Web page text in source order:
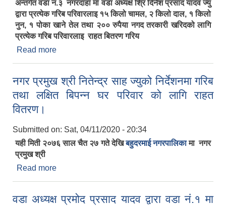
अन्तर्गत वडा नं.३ नगरदाहा मा वडा अध्यक्ष श्रि दिनेश प्रसाद यादव ज्यु
द्वारा प्रत्येक गरिब परिवारलाइ १५ किलो चामल, २ किलो दाल, १ किलो
नुन, १ पोका खाने तेल तथा २०० रुपैया नगद तरकारी खरिदको लागि
प्रत्येक गरिब परिवारलाइ राहत बितरण गरिय
Read more
नगर प्रमुख श्री नितेन्द्र साह ज्युको निर्देशनमा गरिब
तथा लक्षित बिपन्न घर परिवार को लागि राहत
वितरण।
Submitted on: Sat, 04/11/2020 - 20:34
यही मिती २०७६ साल चैत २७ गते देखिबहुदरमाई नगरपालिकामा नगर
प्रमुख श्री
Read more
वडा अध्यक्ष प्रमोद प्रसाद यादव द्वारा वडा नं.१ मा